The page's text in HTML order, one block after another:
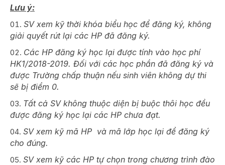
Lưu ý:
SV xem kỹ thời khóa biểu học để đăng ký, không
giải quyết rút lại các HP đã đăng ký.
Các HP đăng ký học lại được tính vào học phí
HK1/2018-2019. Đối với các học phần đã đăng ký và
được Trường chấp thuận nếu sinh viên không dự thi
sẽ bị điểm 0.
Tất cả SV không thuộc diện bị buộc thôi học đều
được đăng ký học lại các HP chưa đạt.
SV xem kỹ mã HP và mã lớp học lại để đăng ký
cho đúng.
SV xem kỹ các HP tự chọn trong chương trình đào